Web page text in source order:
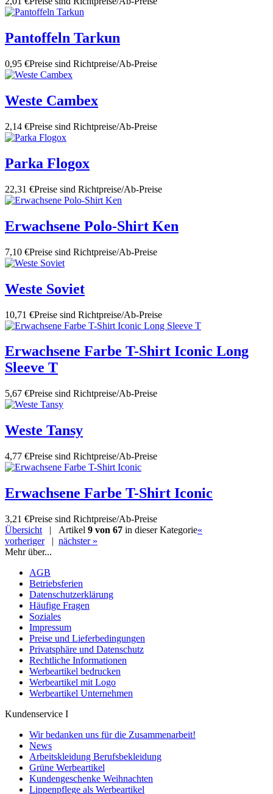
Pantoffeln Tarkun
0,95 €Preise sind Richtpreise/Ab-Preise
Weste Cambex
2,14 €Preise sind Richtpreise/Ab-Preise
Parka Flogox
22,31 €Preise sind Richtpreise/Ab-Preise
Erwachsene Polo-Shirt Ken
7,10 €Preise sind Richtpreise/Ab-Preise
Weste Soviet
10,71 €Preise sind Richtpreise/Ab-Preise
Erwachsene Farbe T-Shirt Iconic Long
Sleeve T
5,67 €Preise sind Richtpreise/Ab-Preise
Weste Tansy
4,77 €Preise sind Richtpreise/Ab-Preise
Erwachsene Farbe T-Shirt Iconic
3,21 €Preise sind Richtpreise/Ab-Preise
Übersicht | Artikel 9 von 67 in dieser Kategorie«
vorheriger| nächster »
Mehr über...
AGB
Betriebsferien
Datenschutzerklärung
Häufige Fragen
Soziales
Impressum
Preise und Lieferbedingungen
Privatsphäre und Datenschutz
Rechtliche Informationen
Werbeartikel bedrucken
Werbeartikel mit Logo
Werbeartikel Unternehmen
Kundenservice I
Wir bedanken uns für die Zusammenarbeit!
News
Arbeitskleidung Berufsbekleidung
Grüne Werbeartikel
Kundengeschenke Weihnachten
Lippenpflege als Werbeartikel